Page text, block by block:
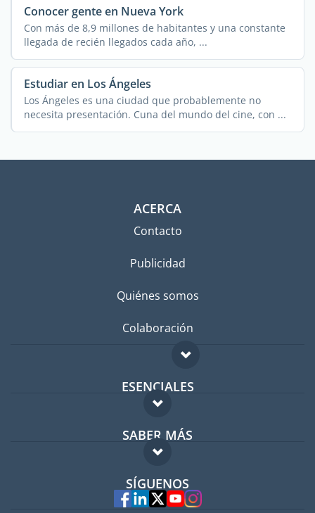
Conocer gente en Nueva York
Con más de 8,9 millones de habitantes y una constante
llegada de recién llegados cada año, ...
Estudiar en Los Ángeles
Los Ángeles es una ciudad que probablemente no
necesita presentación. Cuna del mundo del cine, con ...
ACERCA
Contacto
Publicidad
Quiénes somos
Colaboración
ESENCIALES
Foro para expatriados
Guía para expatriados
Trabajos en el extranjero
SABER MÁS
FAQ
Expertos
SÍGUENOS